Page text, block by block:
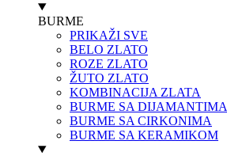
BURME
PRIKAŽI SVE
BELO ZLATO
ROZE ZLATO
ŽUTO ZLATO
KOMBINACIJA ZLATA
BURME SA DIJAMANTIMA
BURME SA CIRKONIMA
BURME SA KERAMIKOM